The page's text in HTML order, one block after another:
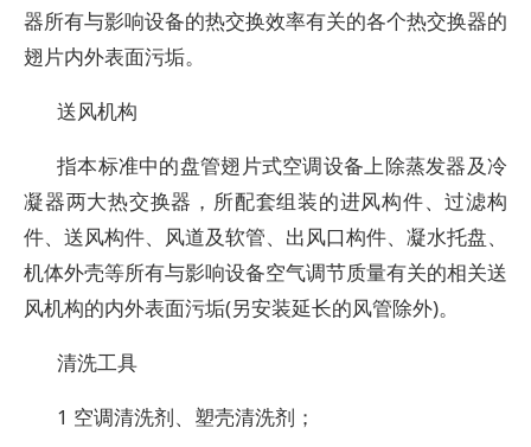
器所有与影响设备的热交换效率有关的各个热交换器的
翅片内外表面污垢。
送风机构
指本标准中的盘管翅片式空调设备上除蒸发器及冷
凝器两大热交换器，所配套组装的进风构件、过滤构
件、送风构件、风道及软管、出风口构件、凝水托盘、
机体外壳等所有与影响设备空气调节质量有关的相关送
风机构的内外表面污垢(另安装延长的风管除外)。
清洗工具
1 空调清洗剂、塑壳清洗剂；